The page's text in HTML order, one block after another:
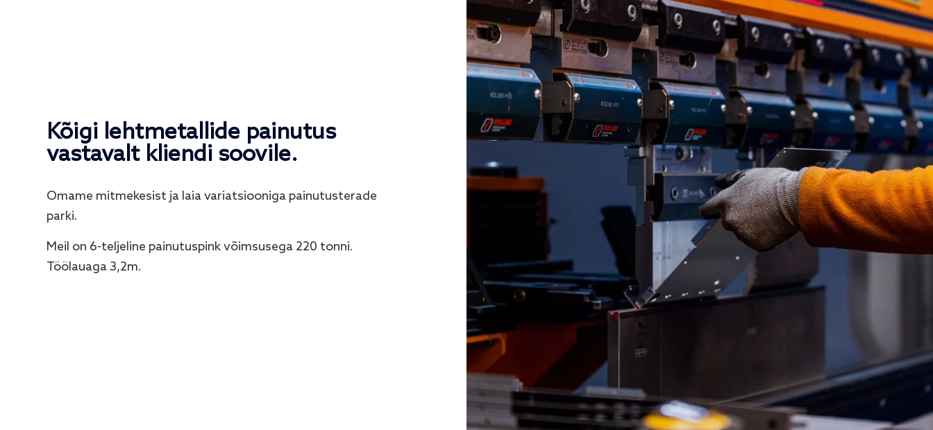
Kõigi lehtmetallide painutus
vastavalt kliendi soovile.
Omame mitmekesist ja laia variatsiooniga painutusterade
parki.
Meil on 6-teljeline painutuspink võimsusega 220 tonni.
Töölauaga 3,2m.